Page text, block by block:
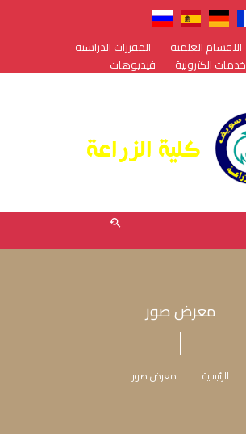
الاقسام العلمية
المقررات الدراسية
خدمات الكترونية
فيديوهات
معرض صور
الرئيسية معرض صور